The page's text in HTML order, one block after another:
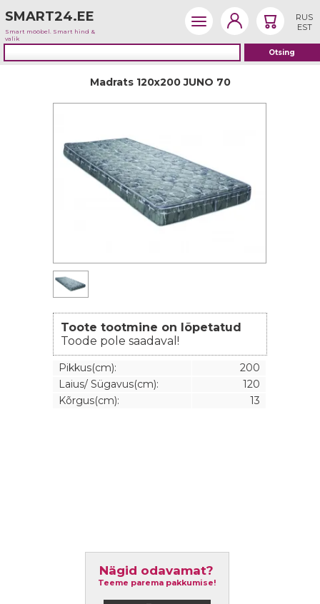
SMART24.EE
Smart mööbel. Smart hind &
valik
RUS
EST
Madrats 120x200 JUNO 70
Toote tootmine on lõpetatud
Toode pole saadaval!
Pikkus(cm):
200
Laius/ Sügavus(cm):
120
Kõrgus(cm):
13
Nägid odavamat?
Teeme parema pakkumise!